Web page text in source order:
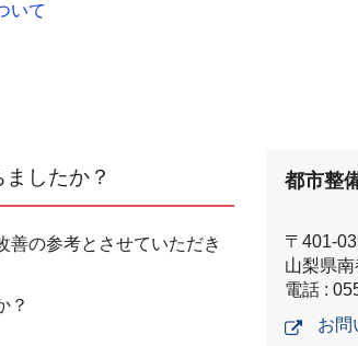
いて
したか？
善の参考とさせていただき
？
都市整
〒401-
山梨県
電話 :
お問